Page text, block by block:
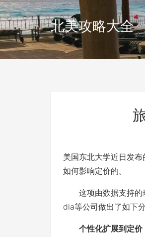
北美攻略大全
美国东北大学近日发
如何影响定价的。
这项由数据支持的
dia等公司做出了如下分
个性化扩展到定价